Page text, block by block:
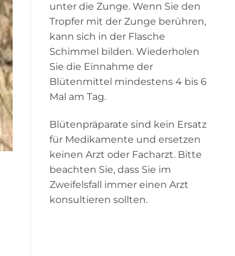
unter die Zunge. Wenn Sie den
Tropfer mit der Zunge berühren,
kann sich in der Flasche
Schimmel bilden. Wiederholen
Sie die Einnahme der
Blütenmittel mindestens 4 bis 6
Mal am Tag.
Blütenpräparate sind kein Ersatz
für Medikamente und ersetzen
keinen Arzt oder Facharzt. Bitte
beachten Sie, dass Sie im
Zweifelsfall immer einen Arzt
konsultieren sollten.